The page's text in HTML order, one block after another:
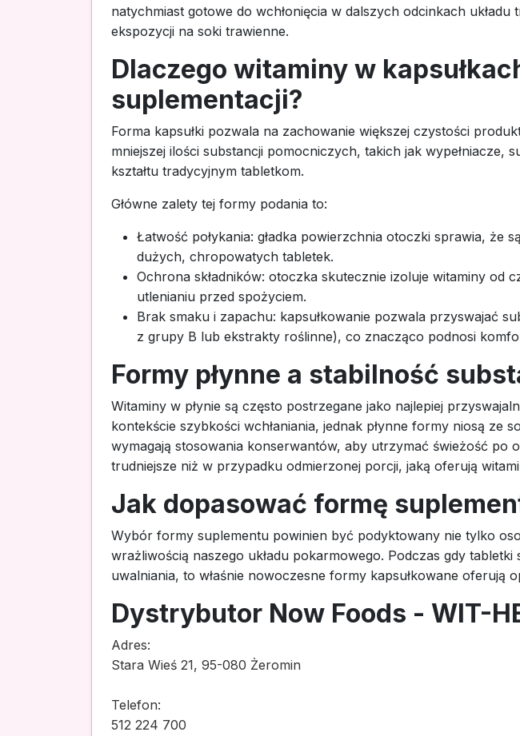
natychmiast gotowe do wchłonięcia w dalszych odcinkach
ekspozycji na soki trawienne.
Dlaczego witaminy w
suplementacji?
Forma kapsułki pozwala na zachowanie większej czystości
mniejszej ilości substancji pomocniczych, takich jak
kształtu tradycyjnym tabletkom.
Główne zalety tej formy podania to:
Łatwość połykania: gładka powierzchnia otoczki sprawia,
dużych, chropowatych tabletek.
Ochrona składników: otoczka skutecznie izoluje witaminy
utlenianiu przed spożyciem.
Brak smaku i zapachu: kapsułkowanie pozwala przyswajać
z grupy B lub ekstrakty roślinne), co znacząco podnosi
Formy płynne a stabilność
Witaminy w płynie są często postrzegane jako najlepiej
kontekście szybkości wchłaniania, jednak płynne formy niosą ze
wymagają stosowania konserwantów, aby utrzymać świeżość po
trudniejsze niż w przypadku odmierzonej porcji, jaką oferują
Jak dopasować formę
Wybór formy suplementu powinien być podyktowany nie tylko
wrażliwością naszego układu pokarmowego. Podczas gdy
uwalniania, to właśnie nowoczesne formy kapsułkowane oferują
Dystrybutor Now Foods - WIT-
Adres:
Stara Wieś 21, 95-080 Żeromin
Telefon:
512 224 700